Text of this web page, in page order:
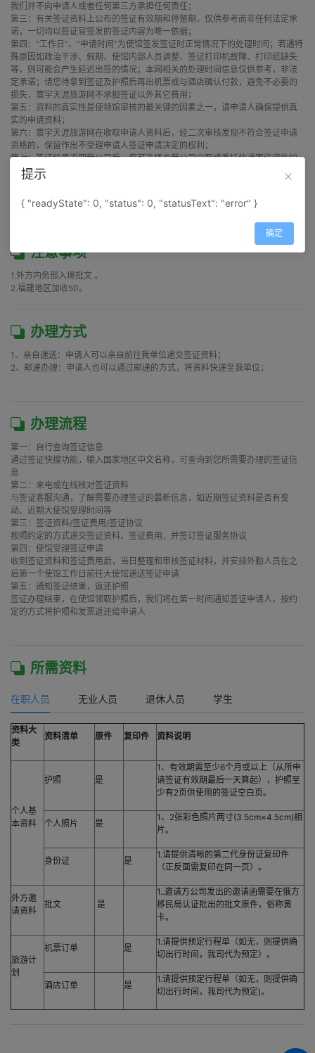
我们并不向申请人或者任何第三方承担任何责任；
第三：有关签证资料上公布的签证有效期和停留期，仅供参考而非任何法定承
诺，一切均以签证官签发的签证内容为唯一依据；
第四：“工作日”、“申请时间”为使馆签发签证时正常情况下的处理时间；若遇特
殊原因如政治干涉、假期、使馆内部人员调整、签证打印机故障、打印纸缺失
等，则可能会产生延迟出签的情况；本网相关的处理时间信息仅供参考，非法
定承诺；请您待拿到签证及护照后再出机票或与酒店确认付款，避免不必要的
损失，寰宇天涯旅游网不承担签证以外其它费用；
第五：资料的真实性是使领馆审核的最关键的因素之一，请申请人确保提供真
实的申请资料；
第六：寰宇天涯旅游网在收取申请人资料后，经二次审核发现不符合签证申请
资格的，保留作出不受理申请人签证申请决定的权利；
第七：签证结果返回我公司后，您可选择来我公司自取或委托快递寄送您的护
照及其它返回的原件资料。如您选择快递寄送方式，则表示您授权我公司委托
第三方进行快递服务，第三方公司（快递公司的）所有服务条款、权利与义
第三方公司（快递承运方)对您进行负责，我公司不予
注意事项
1.外方内务部入境批文 。
2.福建地区加收50。
办理方式
1、亲自递送：申请人可以亲自前往我单位递交签证资料；
2、邮递办理：申请人也可以通过邮递的方式，将资料快递至我单位；
办理流程
第一：自行查询签证信息
通过签证快搜功能，输入国家地区中文名称，可查询到您所需要办理的签证信
息
第二：来电或在线核对签证资料
与签证客服沟通，了解需要办理签证的最新信息，如近期签证资料是否有变
动、近期大使馆受理时间等
第三：签证资料/签证费用/签证协议
按照约定的方式递交签证资料、签证费用，并签订签证服务协议
第四：使馆受理签证申请
收到签证资料和签证费用后，当日整理和审核签证材料，并安排外勤人员在之
后第一个使馆工作日前往大使馆递送签证申请
第五：通知签证结果，返还护照
签证办理结束，在使馆领取护照后，我们将在第一时间通知签证申请人，按约
定的方式将护照和发票返还给申请人
所需资料
在职人员 无业人员 退休人员 学生
资料大
类
资料清单 原件 复印件 资料说明
个人基
本资料
护照 是
1、有效期需至少6个月或以上（从所申
请签证有效期最后一天算起），护照至
少有2页供使用的签证空白页。
个人照片 是
1、2张彩色照片两寸(3.5cm×4.5cm)相
片。
身份证 是
1.请提供清晰的第二代身份证复印件
（正反面需复印在同一页）。
外方邀
请资料
批文 是
1..邀请方公司发出的邀请函需要在俄方
移民局认证批出的批文原件，俗称黄
卡。
旅游计
划
机票订单 是
1.请提供预定行程单（如无，则提供确
切出行时间，我司代为预定）。
酒店订单 是
1.请提供预定行程单（如无，则提供确
切出行时间，我司代为预定)。
提示
{ "readyState": 0, "status": 0, "statusText": "error" }
确定